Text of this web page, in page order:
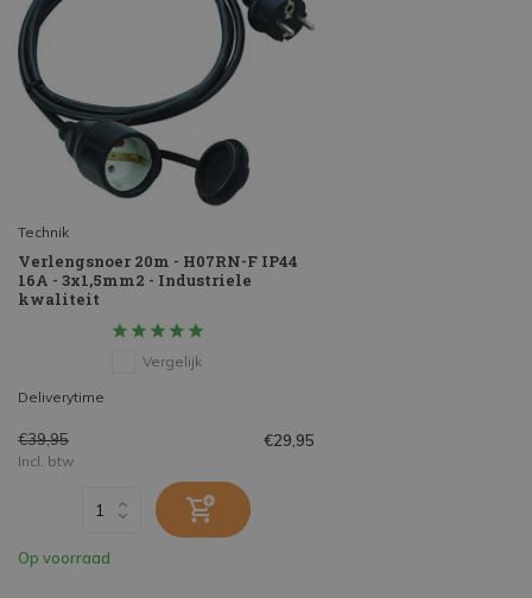
Technik
Verlengsnoer 20m - H07RN-F IP44
16A - 3x1,5mm2 - Industriele
kwaliteit
Vergelijk
Deliverytime
€39,95 €29,95
Incl. btw
Op voorraad